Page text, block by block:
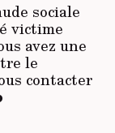
sociale
victime
avez une
le
contacter